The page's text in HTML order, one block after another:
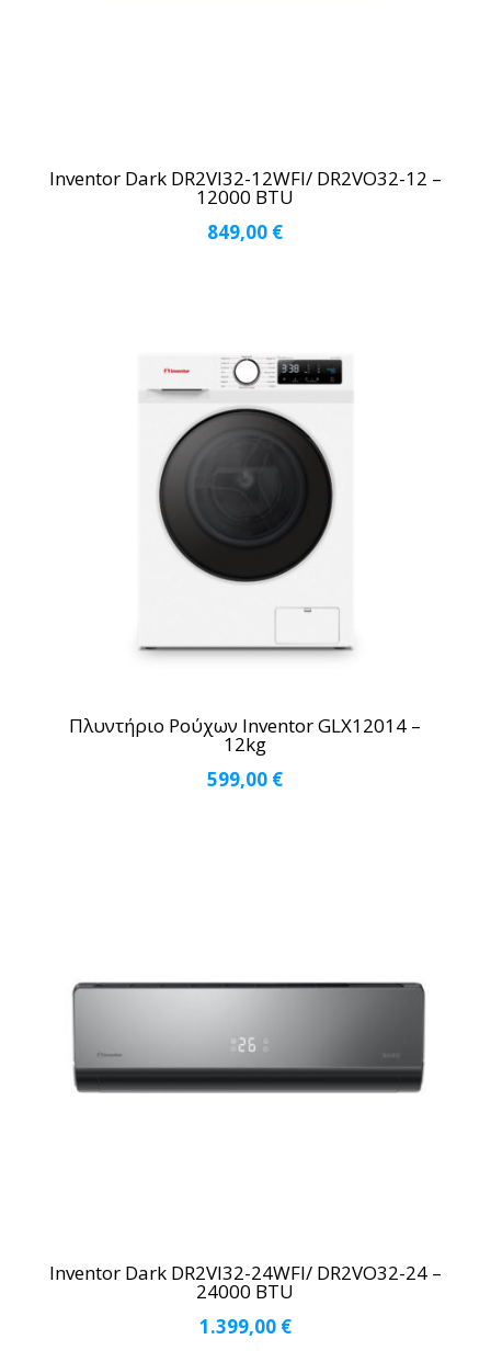
Inventor Dark DR2VI32-12WFI/ DR2VO32-12 –
12000 BTU
849,00 €
Πλυντήριο Ρούχων Inventor GLX12014 –
12kg
599,00 €
Inventor Dark DR2VI32-24WFI/ DR2VO32-24 –
24000 BTU
1.399,00 €